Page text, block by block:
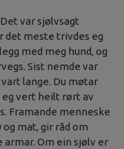
var sjølvsagt
det meste trivdes eg
med meg hund, og
Sist nemde var
lange. Du møtar
vert heilt rørt av
Framande menneske
mat, gir råd om
armar. Om ein sjølv er